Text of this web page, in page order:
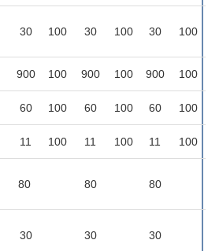
30 100 30 100 30 100
900 100 900 100 900 100
60 100 60 100 60 100
11 100 11 100 11 100
80 80 80
30 30 30